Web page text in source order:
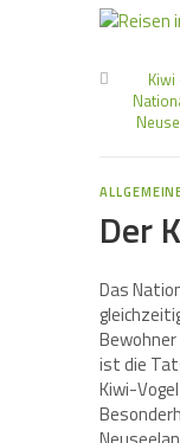
Kiwi
Der
Das
ist die
Kiwi-